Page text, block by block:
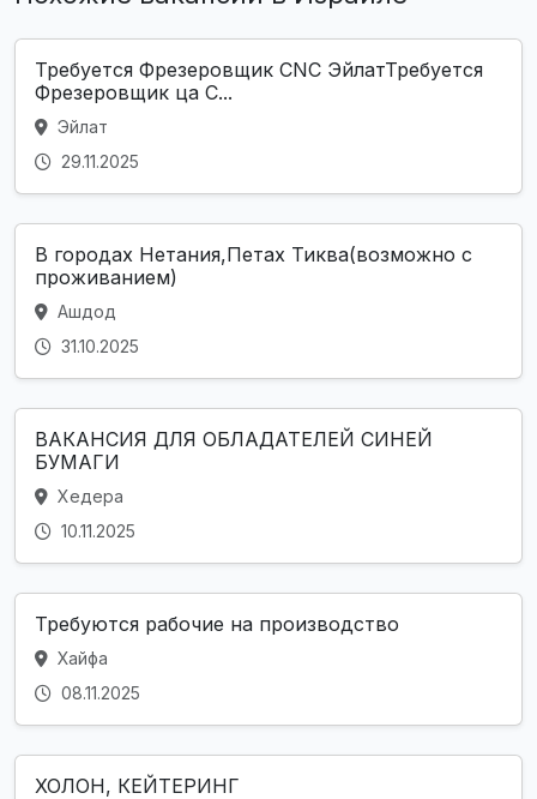
Требуется Фрезеровщик CNC ЭйлатТребуется
Фрезеровщик ца C...
Эйлат
29.11.2025
В городах Нетания,Петах Тиква(возможно с
проживанием)
Ашдод
31.10.2025
ВАКАНСИЯ ДЛЯ ОБЛАДАТЕЛЕЙ СИНЕЙ
БУМАГИ
Хедера
10.11.2025
Требуются рабочие на производство
Хайфа
08.11.2025
ХОЛОН, КЕЙТЕРИНГ